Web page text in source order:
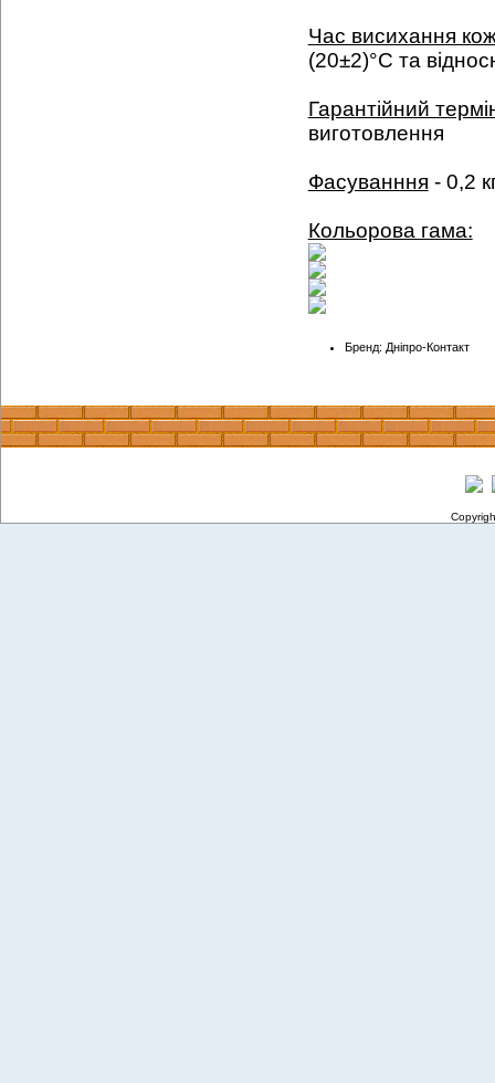
Час висихання
(20±2)°С та
Гарантійний
виготовлення
Фасуванння - 0,2
Кольорова гама:
Бренд: Дніпро-Контакт